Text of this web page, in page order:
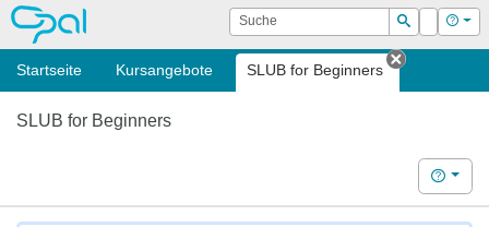
OPAL Suche
Suchen
Login Hilfe
Startseite Kursangebote SLUB for Beginners
Tab
SLUB for Beginners
Hilfe